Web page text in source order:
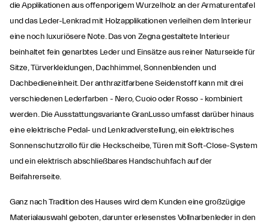
die Applikationen aus offenporigem Wurzelholz an der Armaturentafel
und das Leder-Lenkrad mit Holzapplikationen verleihen dem Interieur
eine noch luxuriösere Note. Das von Zegna gestaltete Interieur
beinhaltet fein genarbtes Leder und Einsätze aus reiner Naturseide für
Sitze, Türverkleidungen, Dachhimmel, Sonnenblenden und
Dachbedieneinheit. Der anthrazitfarbene Seidenstoff kann mit drei
verschiedenen Lederfarben - Nero, Cuoio oder Rosso - kombiniert
werden. Die Ausstattungsvariante GranLusso umfasst darüber hinaus
eine elektrische Pedal- und Lenkradverstellung, ein elektrisches
Sonnenschutzrollo für die Heckscheibe, Türen mit Soft-Close-System
und ein elektrisch abschließbares Handschuhfach auf der
Beifahrerseite.
Ganz nach Tradition des Hauses wird dem Kunden eine großzügige
Materialauswahl geboten, darunter erlesenstes Vollnarbenleder in den